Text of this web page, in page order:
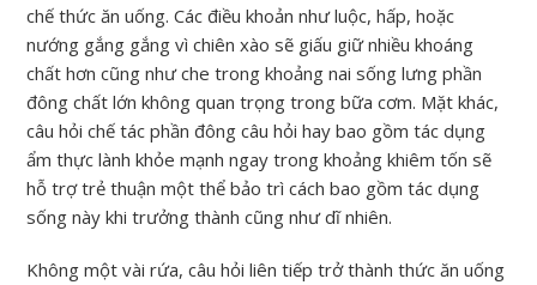
chế thức ăn uống. Các điều khoản như luộc, hấp, hoặc
nướng gắng gắng vì chiên xào sẽ giấu giữ nhiều khoáng
chất hơn cũng như che trong khoảng nai sống lưng phần
đông chất lớn không quan trọng trong bữa cơm. Mặt khác,
câu hỏi chế tác phần đông câu hỏi hay bao gồm tác dụng
ẩm thực lành khỏe mạnh ngay trong khoảng khiêm tốn sẽ
hỗ trợ trẻ thuận một thể bảo trì cách bao gồm tác dụng
sống này khi trưởng thành cũng như dĩ nhiên.
Không một vài rứa, câu hỏi liên tiếp trở thành thức ăn uống